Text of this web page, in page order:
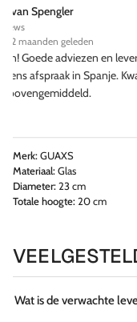
R Rick de Koning
Prachtige winkel en
en mooi aanbod.
decoratie en meubilair!
Merk:GUAXS
Materiaal:Glas
Diameter:23 cm
Totale hoogte:20 cm
Wat is de verwachte